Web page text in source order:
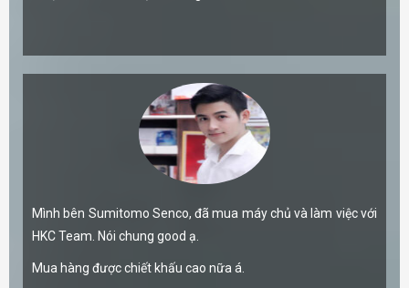
Mình bên Sumitomo Senco, đã mua máy chủ và làm việc với
HKC Team. Nói chung good ạ.
Mua hàng được chiết khấu cao nữa á.